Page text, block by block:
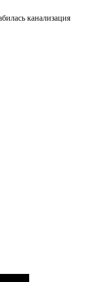
канализация